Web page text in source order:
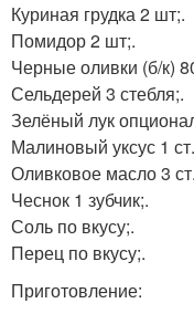
Куриная грудка 2 шт;.
Помидор 2 шт;.
Черные оливки (б/к)
Сельдерей 3 стебля;.
Зелёный лук
Малиновый уксус 1
Оливковое масло 3
Чеснок 1 зубчик;.
Соль по вкусу;.
Перец по вкусу;.
Приготовление: